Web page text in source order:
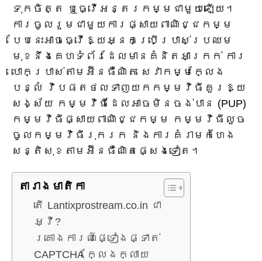
ទុកចិត្ត ឬធ្វើអន្តរកម្មជាមួយឡើយ។
ការចូលរួមជាមួយការផ្សាយពាណិជ្ជកម្ម
បែបនេះអាចធ្វើឱ្យអ្នកប្រើប្រាស់ប្រឈម
មុខនឹងគេហទំព័រដែលមានគំនិតអាក្រក់ ការ
បោកប្រាស់តាមអ៊ីនធឺណិត សេវាកម្មក្លែង
បន្លំ វិបផតថលទាញយកកម្មវិធីគួរឱ្យ
សង្ស័យ កម្មវិធីដែលអាចមិនចង់បាន (PUP)
កម្មវិធីផ្សាយពាណិជ្ជកម្ម កម្មវិធីលួច
ចូលកម្មវិធីរុករក និងការគំរាមកំហែង
សន្តិសុខតាមអ៊ីនធឺណិតផ្សេងទៀត។
តារាង​មាតិកា
តើ Lantixprostream.co.in ជា
អ្វី?
គ្រោងការណ៍ផ្ទៀងផ្ទាត់
CAPTCHA ក្លែងក្លាយ